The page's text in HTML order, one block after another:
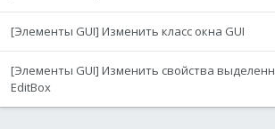
[Элементы GUI] Изменить класс окна GUI
[Элементы GUI] Изменить свойства
EditBox